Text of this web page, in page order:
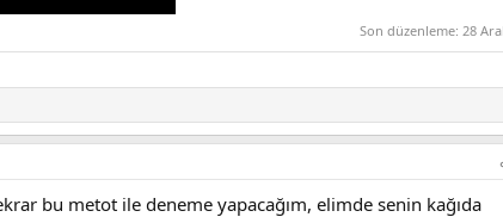
Son düzenleme: 28
bu metot ile deneme yapacağım, elimde senin kağıda